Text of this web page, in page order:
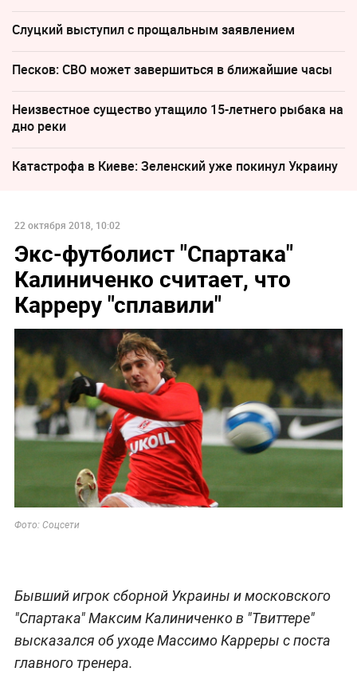
Слуцкий выступил с прощальным заявлением
Песков: СВО может завершиться в ближайшие часы
Неизвестное существо утащило 15-летнего рыбака на
дно реки
Катастрофа в Киеве: Зеленский уже покинул Украину
22 октября 2018, 10:02
Экс-футболист "Спартака"
Калиниченко считает, что
Карреру "сплавили"
Фото: Соцсети
Бывший игрок сборной Украины и московского
"Спартака" Максим Калиниченко в "Твиттере"
высказался об уходе Массимо Карреры с поста
главного тренера.